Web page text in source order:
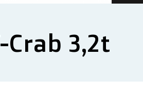
Crab 3,2t